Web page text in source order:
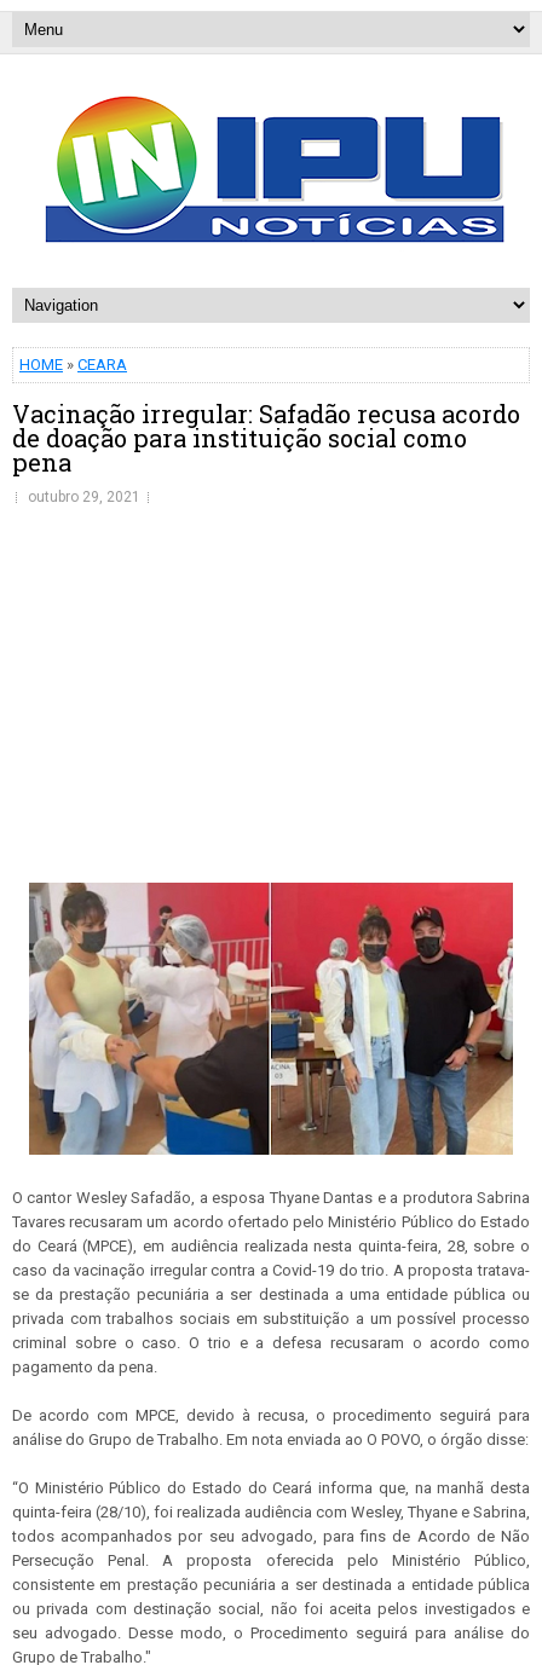
HOME » CEARA
Vacinação irregular: Safadão recusa acordo
de doação para instituição social como
pena
outubro 29, 2021
O cantor Wesley Safadão, a esposa Thyane Dantas e a produtora Sabrina
Tavares recusaram um acordo ofertado pelo Ministério Público do Estado
do Ceará (MPCE), em audiência realizada nesta quinta-feira, 28, sobre o
caso da vacinação irregular contra a Covid-19 do trio. A proposta tratava-
se da prestação pecuniária a ser destinada a uma entidade pública ou
privada com trabalhos sociais em substituição a um possível processo
criminal sobre o caso. O trio e a defesa recusaram o acordo como
pagamento da pena.
De acordo com MPCE, devido à recusa, o procedimento seguirá para
análise do Grupo de Trabalho. Em nota enviada ao O POVO, o órgão disse:
“O Ministério Público do Estado do Ceará informa que, na manhã desta
quinta-feira (28/10), foi realizada audiência com Wesley, Thyane e Sabrina,
todos acompanhados por seu advogado, para fins de Acordo de Não
Persecução Penal. A proposta oferecida pelo Ministério Público,
consistente em prestação pecuniária a ser destinada a entidade pública
ou privada com destinação social, não foi aceita pelos investigados e
seu advogado. Desse modo, o Procedimento seguirá para análise do
Grupo de Trabalho."